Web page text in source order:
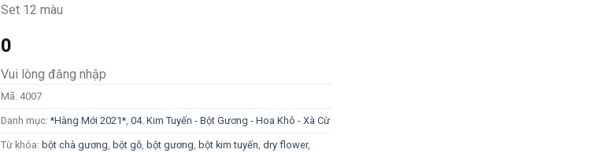
Set 12 màu
0
Vui lòng đăng nhập
Mã: 4007
Danh mục:*Hàng Mới 2021* 04. Kim Tuyến - Bột Gương - Hoa Khô - Xà Cừ
Từ khóa: bột chà gương bột gỗ bột gương bột kim tuyến dry flower,